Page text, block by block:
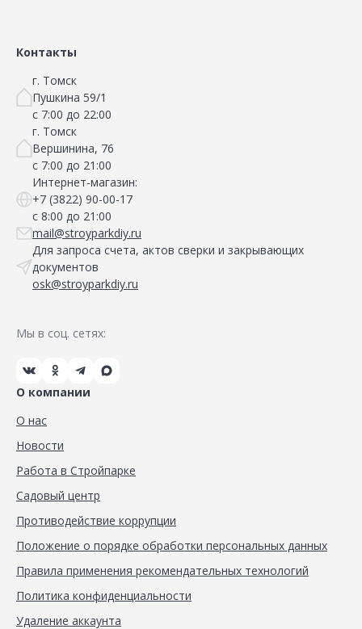
Контакты
г. Томск
Пушкина 59/1
с 7:00 до 22:00
г. Томск
Вершинина, 76
с 7:00 до 21:00
Интернет-магазин:
+7 (3822) 90-00-17
с 8:00 до 21:00
mail@stroyparkdiy.ru
Для запроса счета, актов сверки и закрывающих
документов
osk@stroyparkdiy.ru
Мы в соц. сетях:
О компании
О нас
Новости
Работа в Стройпарке
Садовый центр
Противодействие коррупции
Положение о порядке обработки персональных данных
Правила применения рекомендательных технологий
Политика конфиденциальности
Удаление аккаунта